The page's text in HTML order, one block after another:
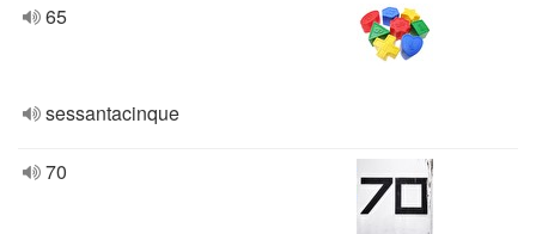
65
sessantacinque
70